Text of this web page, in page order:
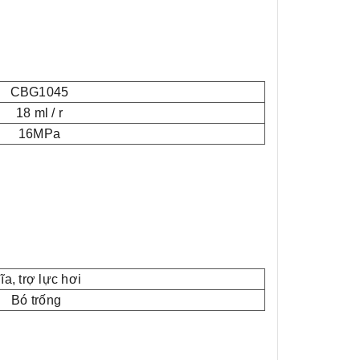
CBG1045
18 ml / r
16MPa
trợ lực hơi
Bó trống